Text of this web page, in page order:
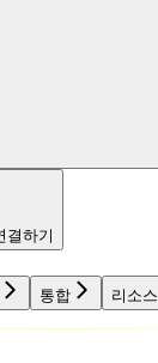
결하기
통합 리소스